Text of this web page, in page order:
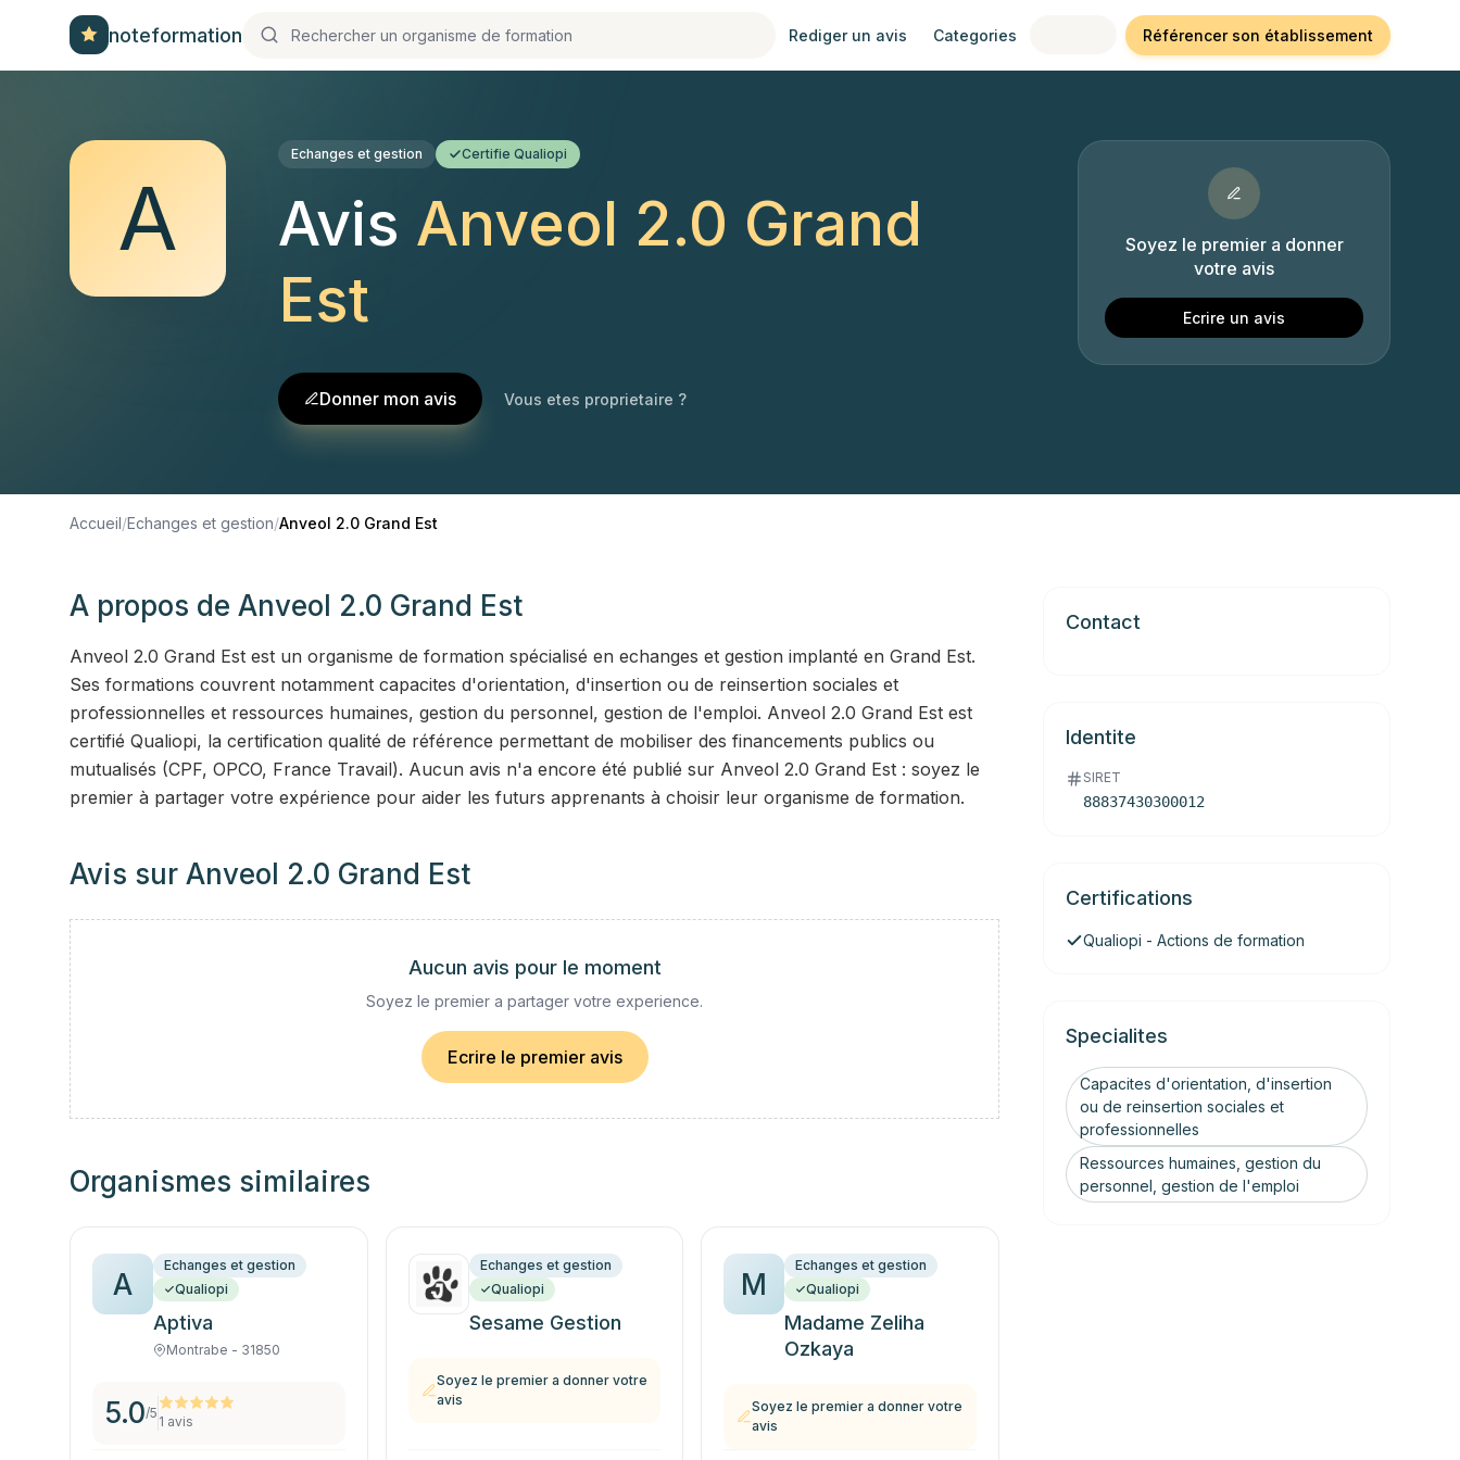
noteformation Rediger un avis Categories Référencer son établissement
A
Echanges et gestion Certifie Qualiopi
Avis Anveol 2.0 Grand
Est
Donner mon avis Vous etes proprietaire ?
Soyez le premier a donner
votre avis
Ecrire un avis
Accueil/Echanges et gestion/Anveol 2.0 Grand Est
A propos de Anveol 2.0 Grand Est
Anveol 2.0 Grand Est est un organisme de formation spécialisé en echanges et gestion implanté en Grand Est.
Ses formations couvrent notamment capacites d'orientation, d'insertion ou de reinsertion sociales et
professionnelles et ressources humaines, gestion du personnel, gestion de l'emploi. Anveol 2.0 Grand Est est
certifié Qualiopi, la certification qualité de référence permettant de mobiliser des financements publics ou
mutualisés (CPF, OPCO, France Travail). Aucun avis n'a encore été publié sur Anveol 2.0 Grand Est : soyez le
premier à partager votre expérience pour aider les futurs apprenants à choisir leur organisme de formation.
Avis sur Anveol 2.0 Grand Est
Aucun avis pour le moment
Soyez le premier a partager votre experience.
Ecrire le premier avis
Organismes similaires
A
Echanges et gestion
Qualiopi
Aptiva
Montrabe - 31850
5.0/5
1 avis
Echanges et gestion
Qualiopi
Sesame Gestion
Soyez le premier a donner votre
avis
M
Echanges et gestion
Qualiopi
Madame Zeliha
Ozkaya
Soyez le premier a donner votre
avis
Contact
Identite
SIRET
88837430300012
Certifications
Qualiopi - Actions de formation
Specialites
Capacites d'orientation, d'insertion
ou de reinsertion sociales et
professionnelles
Ressources humaines, gestion du
personnel, gestion de l'emploi